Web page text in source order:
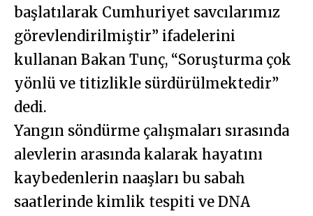
başlatılarak Cumhuriyet savcılarımız
görevlendirilmiştir” ifadelerini
kullanan Bakan Tunç, “Soruşturma çok
yönlü ve titizlikle sürdürülmektedir”
dedi.
Yangın söndürme çalışmaları sırasında
alevlerin arasında kalarak hayatını
kaybedenlerin naaşları bu sabah
saatlerinde kimlik tespiti ve DNA